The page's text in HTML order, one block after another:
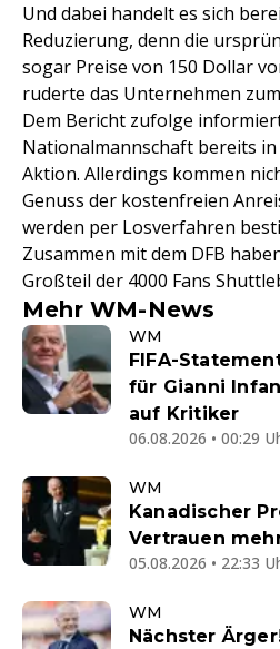
Und dabei handelt es sich
Reduzierung, denn die
sogar Preise von 150 Dollar
ruderte das Unternehmen
Dem Bericht zufolge
Nationalmannschaft bereits
Aktion. Allerdings kommen
Genuss der kostenfreien
werden per Losverfahren
Zusammen mit dem DFB
Großteil der 4000 Fans
Mehr WM-News
WM
FIFA-
für Gianni
auf Kritiker
06.08.2026 • 00:29
WM
Kanadischer
Vertrauen
05.08.2026 • 22:33
WM
Nächster